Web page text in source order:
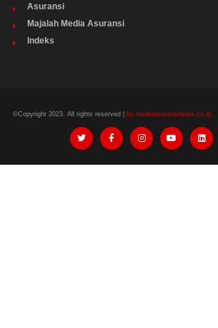
Asuransi
Majalah Media Asuransi
Indeks
©Copyright 2023. All rights reserved | by mediaasuransinews.co.id.